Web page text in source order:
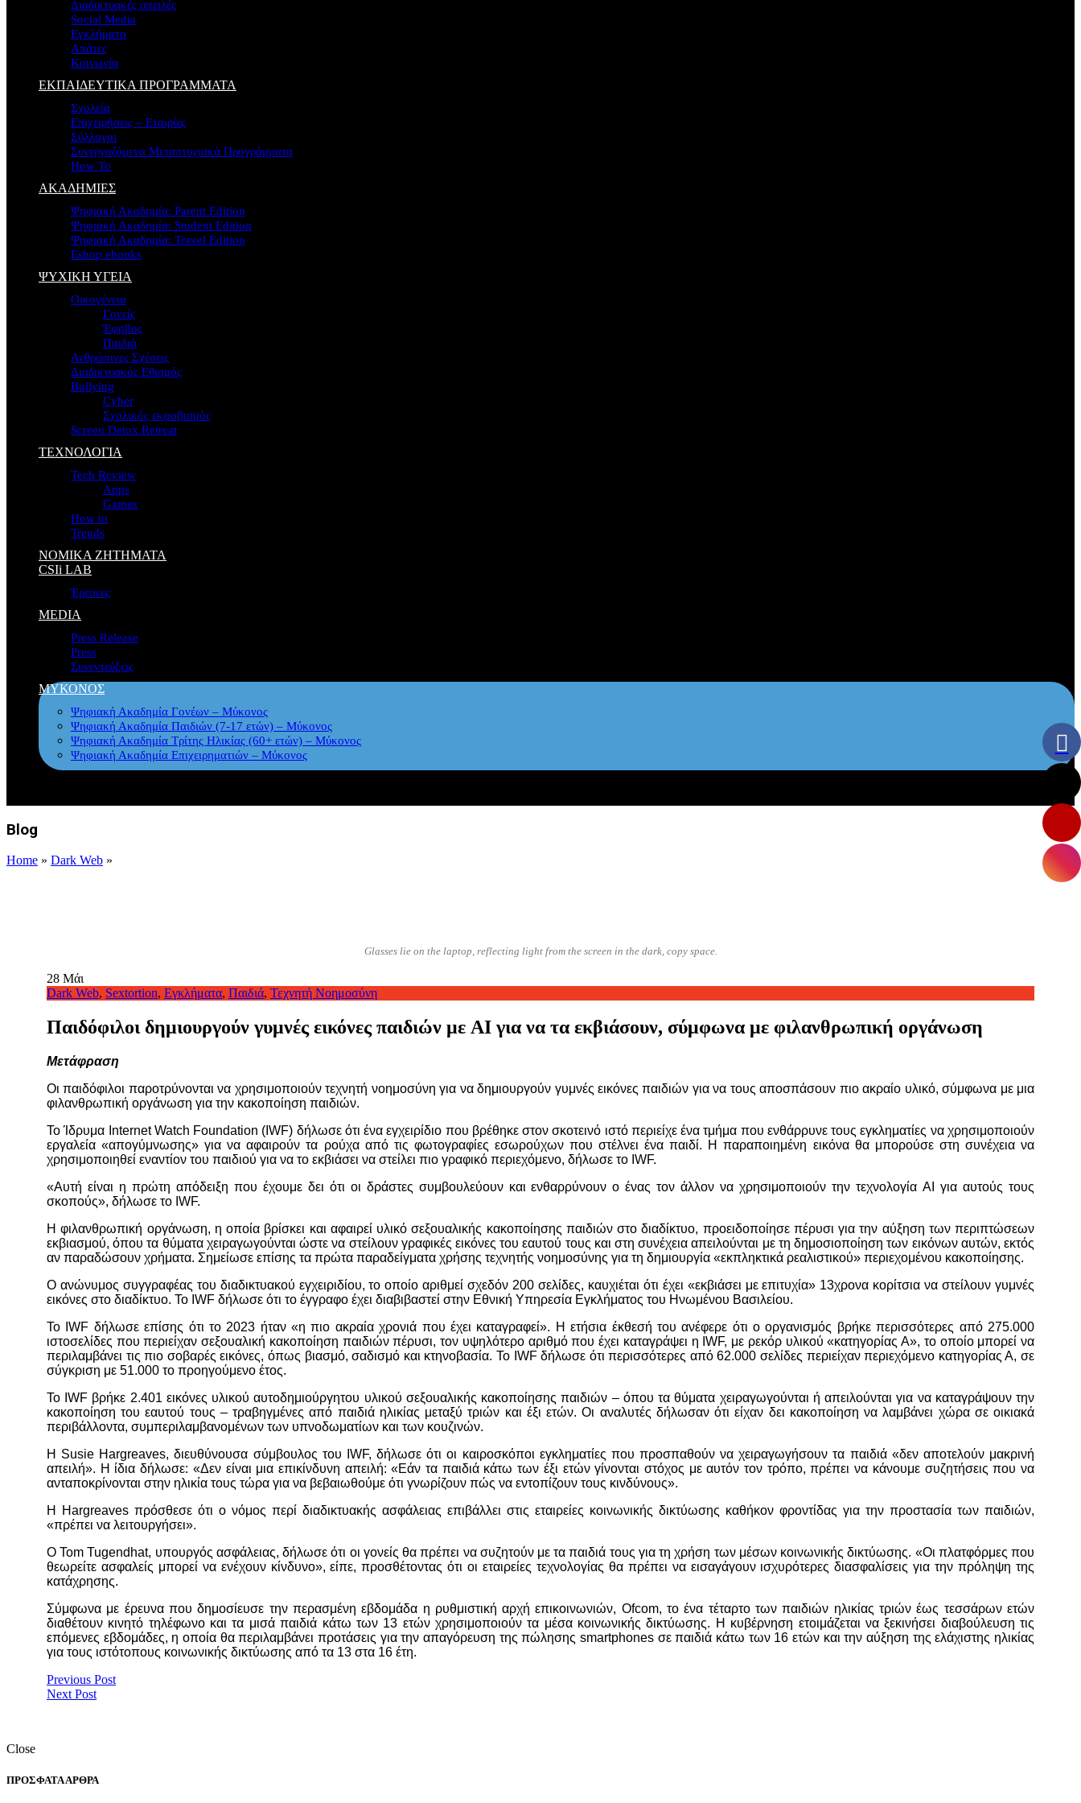
Διαδικτυακές απειλές
Social Media
Εγκλήματα
Απάτες
Κοινωνία
ΕΚΠΑΙΔΕΥΤΙΚΑ ΠΡΟΓΡΑΜΜΑΤΑ
Σχολεία
Επιχειρήσεις – Εταιρίες
Σύλλογοι
Συνεργαζόμενα Μεταπτυχιακά Προγράμματα
How To
ΑΚΑΔΗΜΙΕΣ
Ψηφιακή Ακαδημία: Parent Edition
Ψηφιακή Ακαδημία: Student Edition
Ψηφιακή Ακαδημία: Travel Edition
Eshop ebooks
ΨΥΧΙΚΗ ΥΓΕΙΑ
Οικογένεια
Γονείς
Έφηβος
Παιδιά
Ανθρώπινες Σχέσεις
Διαδικτυακός Εθισμός
Bullying
Cyber
Σχολικός εκφοβισμός
Screen Detox Retreat
ΤΕΧΝΟΛΟΓΙΑ
Tech Review
Apps
Games
How to
Trends
ΝΟΜΙΚΑ ΖΗΤΗΜΑΤΑ
CSIi LAB
Έρευνες
MEDIA
Press Release
Press
Συνεντεύξεις
ΜΥΚΟΝΟΣ
Ψηφιακή Ακαδημία Γονέων – Μύκονος
Ψηφιακή Ακαδημία Παιδιών (7-17 ετών) – Μύκονος
Ψηφιακή Ακαδημία Τρίτης Ηλικίας (60+ ετών) – Μύκονος
Ψηφιακή Ακαδημία Επιχειρηματιών – Μύκονος
Blog
Home » Dark Web »
Glasses lie on the laptop, reflecting light from the screen in the dark, copy space.
28 Μάι
Dark Web, Sextortion, Εγκλήματα, Παιδιά, Τεχνητή Νοημοσύνη
Παιδόφιλοι δημιουργούν γυμνές εικόνες παιδιών με AI για να τα εκβιάσουν, σύμφωνα με φιλανθρωπική οργάνωση
Μετάφραση
Οι παιδόφιλοι παροτρύνονται να χρησιμοποιούν τεχνητή νοημοσύνη για να δημιουργούν γυμνές εικόνες παιδιών για να τους αποσπάσουν πιο ακραίο υλικό, σύμφωνα με μια
φιλανθρωπική οργάνωση για την κακοποίηση παιδιών.
Το Ίδρυμα Internet Watch Foundation (IWF) δήλωσε ότι ένα εγχειρίδιο που βρέθηκε στον σκοτεινό ιστό περιείχε ένα τμήμα που ενθάρρυνε τους εγκληματίες να χρησιμοποιούν
εργαλεία «απογύμνωσης» για να αφαιρούν τα ρούχα από τις φωτογραφίες εσωρούχων που στέλνει ένα παιδί. Η παραποιημένη εικόνα θα μπορούσε στη συνέχεια να
χρησιμοποιηθεί εναντίον του παιδιού για να το εκβιάσει να στείλει πιο γραφικό περιεχόμενο, δήλωσε το IWF.
«Αυτή είναι η πρώτη απόδειξη που έχουμε δει ότι οι δράστες συμβουλεύουν και ενθαρρύνουν ο ένας τον άλλον να χρησιμοποιούν την τεχνολογία AI για αυτούς τους
σκοπούς», δήλωσε το IWF.
Η φιλανθρωπική οργάνωση, η οποία βρίσκει και αφαιρεί υλικό σεξουαλικής κακοποίησης παιδιών στο διαδίκτυο, προειδοποίησε πέρυσι για την αύξηση των περιπτώσεων
εκβιασμού, όπου τα θύματα χειραγωγούνται ώστε να στείλουν γραφικές εικόνες του εαυτού τους και στη συνέχεια απειλούνται με τη δημοσιοποίηση των εικόνων αυτών, εκτός
αν παραδώσουν χρήματα. Σημείωσε επίσης τα πρώτα παραδείγματα χρήσης τεχνητής νοημοσύνης για τη δημιουργία «εκπληκτικά ρεαλιστικού» περιεχομένου κακοποίησης.
Ο ανώνυμος συγγραφέας του διαδικτυακού εγχειριδίου, το οποίο αριθμεί σχεδόν 200 σελίδες, καυχιέται ότι έχει «εκβιάσει με επιτυχία» 13χρονα κορίτσια να στείλουν γυμνές
εικόνες στο διαδίκτυο. Το IWF δήλωσε ότι το έγγραφο έχει διαβιβαστεί στην Εθνική Υπηρεσία Εγκλήματος του Ηνωμένου Βασιλείου.
Το IWF δήλωσε επίσης ότι το 2023 ήταν «η πιο ακραία χρονιά που έχει καταγραφεί». Η ετήσια έκθεσή του ανέφερε ότι ο οργανισμός βρήκε περισσότερες από 275.000
ιστοσελίδες που περιείχαν σεξουαλική κακοποίηση παιδιών πέρυσι, τον υψηλότερο αριθμό που έχει καταγράψει η IWF, με ρεκόρ υλικού «κατηγορίας Α», το οποίο μπορεί να
περιλαμβάνει τις πιο σοβαρές εικόνες, όπως βιασμό, σαδισμό και κτηνοβασία. Το IWF δήλωσε ότι περισσότερες από 62.000 σελίδες περιείχαν περιεχόμενο κατηγορίας Α, σε
σύγκριση με 51.000 το προηγούμενο έτος.
Το IWF βρήκε 2.401 εικόνες υλικού αυτοδημιούργητου υλικού σεξουαλικής κακοποίησης παιδιών – όπου τα θύματα χειραγωγούνται ή απειλούνται για να καταγράψουν την
κακοποίηση του εαυτού τους – τραβηγμένες από παιδιά ηλικίας μεταξύ τριών και έξι ετών. Οι αναλυτές δήλωσαν ότι είχαν δει κακοποίηση να λαμβάνει χώρα σε οικιακά
περιβάλλοντα, συμπεριλαμβανομένων των υπνοδωματίων και των κουζινών.
Η Susie Hargreaves, διευθύνουσα σύμβουλος του IWF, δήλωσε ότι οι καιροσκόποι εγκληματίες που προσπαθούν να χειραγωγήσουν τα παιδιά «δεν αποτελούν μακρινή
απειλή». Η ίδια δήλωσε: «Δεν είναι μια επικίνδυνη απειλή: «Εάν τα παιδιά κάτω των έξι ετών γίνονται στόχος με αυτόν τον τρόπο, πρέπει να κάνουμε συζητήσεις που να
ανταποκρίνονται στην ηλικία τους τώρα για να βεβαιωθούμε ότι γνωρίζουν πώς να εντοπίζουν τους κινδύνους».
Η Hargreaves πρόσθεσε ότι ο νόμος περί διαδικτυακής ασφάλειας επιβάλλει στις εταιρείες κοινωνικής δικτύωσης καθήκον φροντίδας για την προστασία των παιδιών,
«πρέπει να λειτουργήσει».
Ο Tom Tugendhat, υπουργός ασφάλειας, δήλωσε ότι οι γονείς θα πρέπει να συζητούν με τα παιδιά τους για τη χρήση των μέσων κοινωνικής δικτύωσης. «Οι πλατφόρμες που
θεωρείτε ασφαλείς μπορεί να ενέχουν κίνδυνο», είπε, προσθέτοντας ότι οι εταιρείες τεχνολογίας θα πρέπει να εισαγάγουν ισχυρότερες διασφαλίσεις για την πρόληψη της
κατάχρησης.
Σύμφωνα με έρευνα που δημοσίευσε την περασμένη εβδομάδα η ρυθμιστική αρχή επικοινωνιών, Ofcom, το ένα τέταρτο των παιδιών ηλικίας τριών έως τεσσάρων ετών
διαθέτουν κινητό τηλέφωνο και τα μισά παιδιά κάτω των 13 ετών χρησιμοποιούν τα μέσα κοινωνικής δικτύωσης. Η κυβέρνηση ετοιμάζεται να ξεκινήσει διαβούλευση τις
επόμενες εβδομάδες, η οποία θα περιλαμβάνει προτάσεις για την απαγόρευση της πώλησης smartphones σε παιδιά κάτω των 16 ετών και την αύξηση της ελάχιστης ηλικίας
για τους ιστότοπους κοινωνικής δικτύωσης από τα 13 στα 16 έτη.
Previous Post
Next Post
Close
ΠΡΟΣΦΑΤΑ ΑΡΘΡΑ